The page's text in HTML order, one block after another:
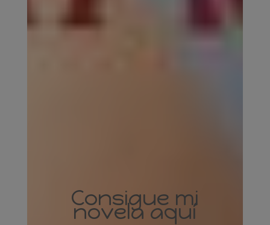
Consigue mi
novela aquí